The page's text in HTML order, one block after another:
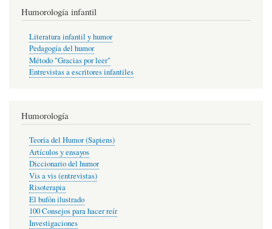
Humorología infantil
Literatura infantil y humor
Pedagogía del humor
Método "Gracias por leer"
Entrevistas a escritores infantiles
Humorología
Teoría del Humor (Sapiens)
Artículos y ensayos
Diccionario del humor
Vis a vis (entrevistas)
Risoterapia
El bufón ilustrado
100 Consejos para hacer reír
Investigaciones